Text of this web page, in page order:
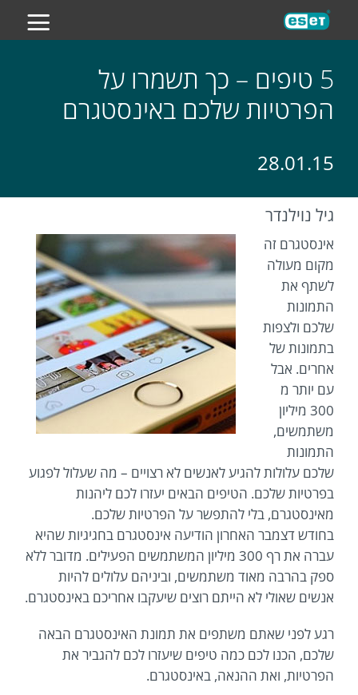
5 טיפים – כך תשמרו על
הפרטיות שלכם באינסטגרם
28.01.15
גיל נוילנדר
אינסטגרם זה
מקום מעולה
לשתף את
התמונות
שלכם ולצפות
בתמונות של
אחרים. אבל
עם יותר מ
300 מיליון
משתמשים,
התמונות
שלכם עלולות להגיע לאנשים לא רצויים – מה שעלול לפגוע
בפרטיות שלכם. הטיפים הבאים יעזרו לכם ליהנות
מאינסטגרם, בלי להתפשר על הפרטיות שלכם.
בחודש דצמבר האחרון הודיעה אינסטגרם בחגיגיות שהיא
עברה את רף 300 מיליון המשתמשים הפעילים. מדובר ללא
ספק בהרבה מאוד משתמשים, וביניהם עלולים להיות
אנשים שאולי לא הייתם רוצים שיעקבו אחריכם באינסטגרם.
רגע לפני שאתם משתפים את תמונת האינסטגרם הבאה
שלכם, הכנו לכם כמה טיפים שיעזרו לכם להגביר את
הפרטיות, ואת ההנאה, באינסטגרם.